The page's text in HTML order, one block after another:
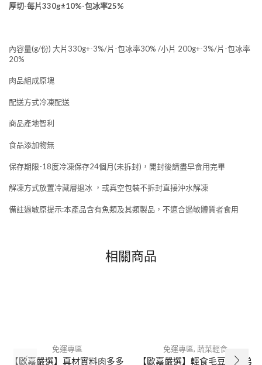
厚切-每片330g±10%-包冰率25%
內容量(g/份) 大片330g+-3%/片-包冰率30% /小片 200g+-3%/片-包冰率
20%
肉品組成原塊
配送方式冷凍配送
商品產地智利
食品添加物無
保存期限-18度冷凍保存24個月(未拆封)，開封後請盡早食用完畢
解凍方式放置冷藏層退冰 ，或真空包裝不拆封直接沖水解凍
備註過敏原提示:本產品含有魚類及其類製品，不適合過敏體質者食用
相關商品
免運專區
【歐嘉嚴選】真材實料肉多多
免運專區, 蔬菜輕食
【歐嘉嚴選】輕食毛豆三兄弟